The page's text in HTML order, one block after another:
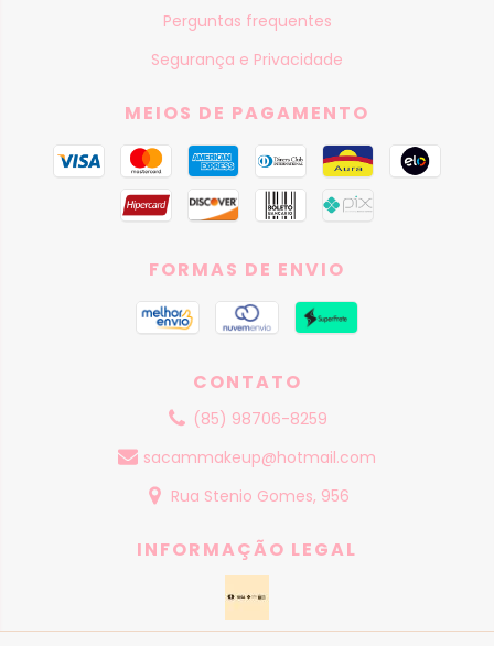
Perguntas frequentes
Segurança e Privacidade
MEIOS DE PAGAMENTO
FORMAS DE ENVIO
CONTATO
(85) 98706-8259
sacammakeup@hotmail.com
Rua Stenio Gomes, 956
INFORMAÇÃO LEGAL